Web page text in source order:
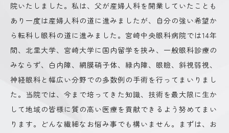
院いたしました。私は、父が産婦人科を開業していたことも
あり一度は産婦人科の道に進みましたが、自分の強い希望か
ら転科し眼科の道に進みました。宮崎中央眼科病院では14年
間、北里大学、宮崎大学に国内留学を挟み、一般眼科診療の
みならず、白内障、網膜硝子体、緑内障、眼瞼、斜視弱視、
神経眼科と幅広い分野での多数例の手術を行ってまいりまし
た。当院では、今まで培ってきた知識、技術を最大限に生か
して地域の皆様に質の高い医療を貢献できるよう努めてまい
ります。どんな繊細なお悩み事でも構いません。まずは、お